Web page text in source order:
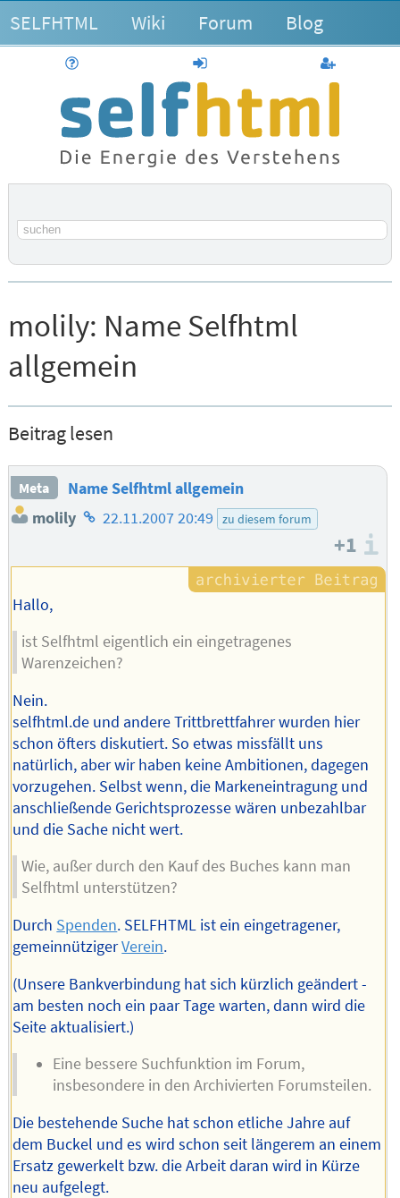
SELFHTML Wiki Forum Blog
anmelden
Suchbegriff
molily: Name Selfhtml
allgemein
Beitrag lesen
Meta
Name Selfhtml allgemein
molily Homepage
Autors
22.11.2007 20:49 zu diesem forum
+1
Hallo,
ist Selfhtml eigentlich ein eingetragenes
Warenzeichen?
Nein.
selfhtml.de und andere Trittbrettfahrer wurden hier
schon öfters diskutiert. So etwas missfällt uns
natürlich, aber wir haben keine Ambitionen, dagegen
vorzugehen. Selbst wenn, die Markeneintragung und
anschließende Gerichtsprozesse wären unbezahlbar
und die Sache nicht wert.
Wie, außer durch den Kauf des Buches kann man
Selfhtml unterstützen?
Durch Spenden. SELFHTML ist ein eingetragener,
gemeinnützigerVerein.
(Unsere Bankverbindung hat sich kürzlich geändert -
am besten noch ein paar Tage warten, dann wird die
Seite aktualisiert.)
Eine bessere Suchfunktion im Forum,
insbesondere in den Archivierten Forumsteilen.
Die bestehende Suche hat schon etliche Jahre auf
dem Buckel und es wird schon seit längerem an einem
Ersatz gewerkelt bzw. die Arbeit daran wird in Kürze
neu aufgelegt.